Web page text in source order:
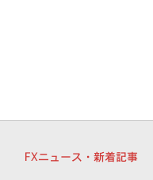
FXニュース・新着記事